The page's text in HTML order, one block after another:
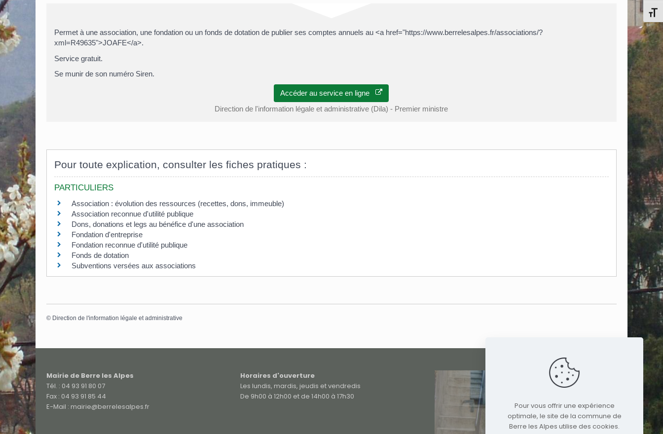
Permet à une association, une fondation ou un fonds de dotation de publier ses comptes annuels au <a href="https://www.berrelesalpes.fr/associations/?
xml=R49635">JOAFE</a>.
Service gratuit.
Se munir de son numéro Siren.
Accéder au service en ligne
Direction de l'information légale et administrative (Dila) - Premier ministre
Pour toute explication, consulter les fiches pratiques :
PARTICULIERS
Association : évolution des ressources (recettes, dons, immeuble)
Association reconnue d'utilité publique
Dons, donations et legs au bénéfice d'une association
Fondation d'entreprise
Fondation reconnue d'utilité publique
Fonds de dotation
Subventions versées aux associations
© Direction de l'information légale et administrative
Mairie de Berre les Alpes
Tél. : 04 93 91 80 07
Fax : 04 93 91 85 44
E-Mail : mairie@berrelesalpes.fr
Horaires d'ouverture
Les lundis, mardis, jeudis et vendredis
De 9h00 à 12h00 et de 14h00 à 17h30
Pour vous offrir une expérience
optimale, le site de la commune de
Berre les Alpes utilise des cookies.